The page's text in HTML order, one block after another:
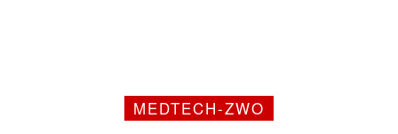
MEDTECH-ZWO